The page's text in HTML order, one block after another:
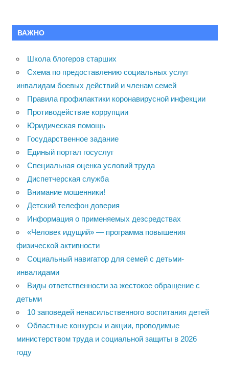
ВАЖНО
Школа блогеров старших
Схема по предоставлению социальных услуг
инвалидам боевых действий и членам семей
Правила профилактики коронавирусной инфекции
Противодействие коррупции
Юридическая помощь
Государственное задание
Единый портал госуслуг
Специальная оценка условий труда
Диспетчерская служба
Внимание мошенники!
Детский телефон доверия
Информация о применяемых дезсредствах
«Человек идущий» — программа повышения
физической активности
Социальный навигатор для семей с детьми-
инвалидами
Виды ответственности за жестокое обращение с
детьми
10 заповедей ненасильственного воспитания детей
Областные конкурсы и акции, проводимые
министерством труда и социальной защиты в 2026
году